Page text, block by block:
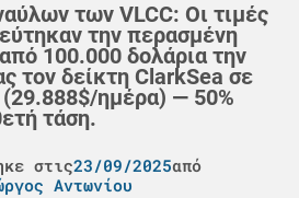
των VLCC: Οι τιμές
την περασμένη
100.000 δολάρια την
τον δείκτη ClarkSea σε
ημέρα) — 50%
τάση.
στις23/09/2025από
Αντωνίου